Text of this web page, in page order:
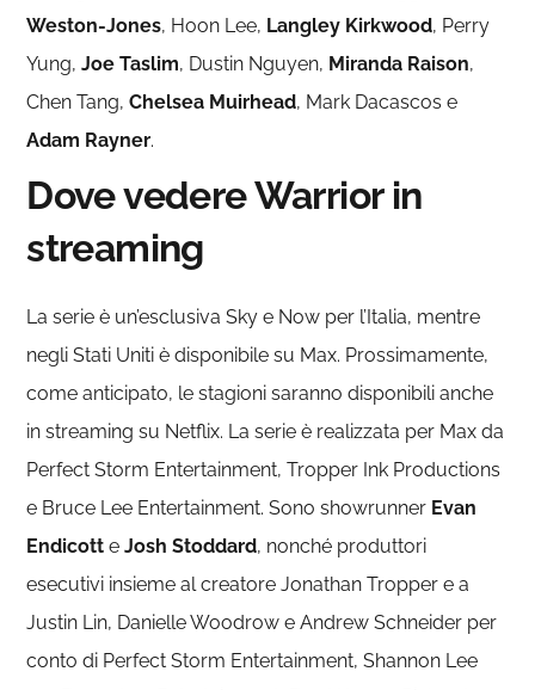
Weston-Jones, Hoon Lee, Langley Kirkwood, Perry
Yung,Joe Taslim, Dustin Nguyen, Miranda Raison,
Chen Tang,Chelsea Muirhead, Mark Dacascos e
Adam Rayner.
Dove vedere Warrior in
streaming
La serie è un’esclusiva Sky e Now per l’Italia, mentre
negli Stati Uniti è disponibile su Max. Prossimamente,
come anticipato, le stagioni saranno disponibili anche
in streaming su Netflix. La serie è realizzata per Max da
Perfect Storm Entertainment, Tropper Ink Productions
e Bruce Lee Entertainment. Sono showrunner Evan
Endicott eJosh Stoddard, nonché produttori
esecutivi insieme al creatore Jonathan Tropper e a
Justin Lin, Danielle Woodrow e Andrew Schneider per
conto di Perfect Storm Entertainment, Shannon Lee